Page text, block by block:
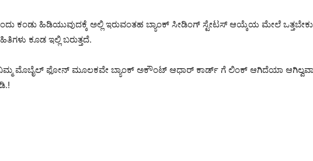
ಕಂಡು ಹಿಡಿಯುವುದಕ್ಕೆ ಅಲ್ಲಿ ಇರುವಂತಹ ಬ್ಯಾಂಕ್ ಸೀಡಿಂಗ್ ಸ್ಟೇಟಸ್ ಆಯ್ಕೆಯ ಮೇಲೆ
ಕೂಡ ಇಲ್ಲಿ ಬರುತ್ತದೆ.
ಮೊಬೈಲ್ ಫೋನ್ ಮೂಲಕವೇ ಬ್ಯಾಂಕ್ ಅಕೌಂಟ್ ಆಧಾರ್ ಕಾರ್ಡ್ ಗೆ ಲಿಂಕ್ ಆಗಿದೆಯಾ ಆಗಿಲ್ವವಾ